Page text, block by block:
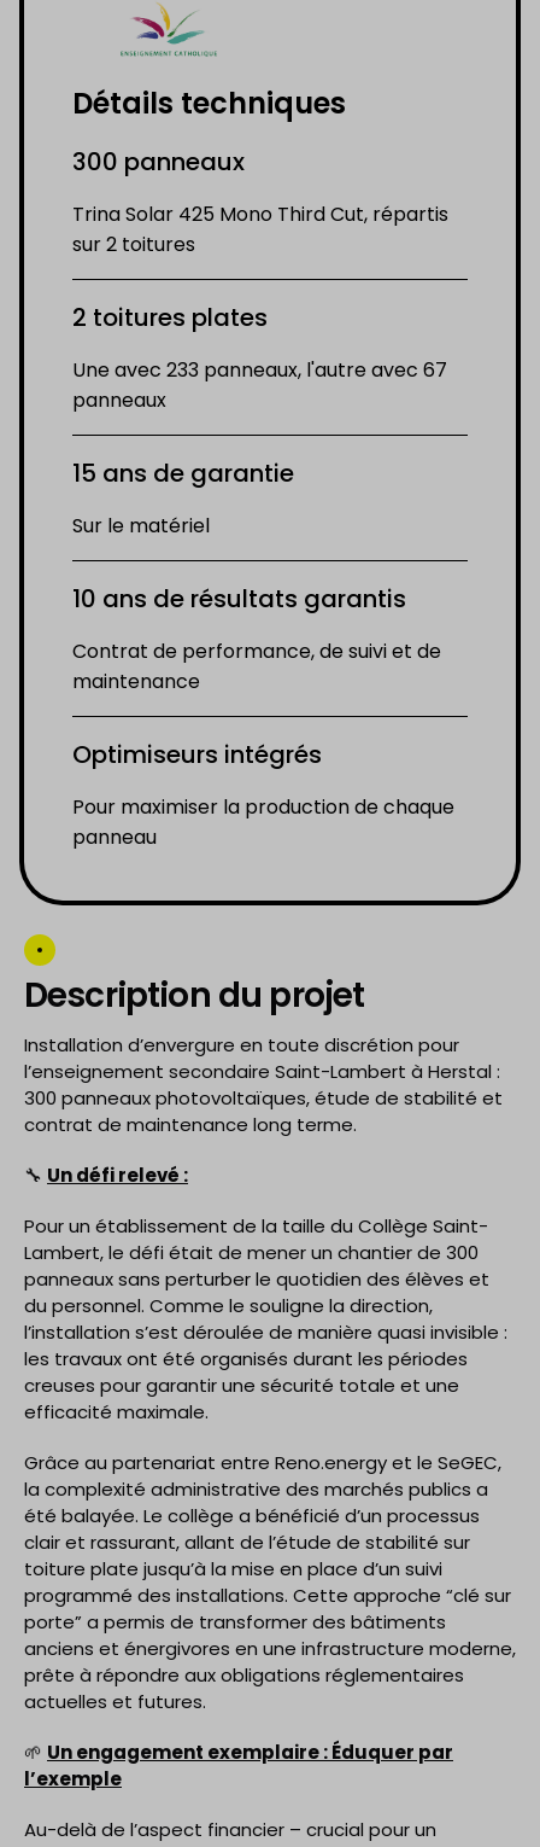
Détails techniques
300 panneaux
Trina Solar 425 Mono Third Cut, répartis
sur 2 toitures
2 toitures plates
Une avec 233 panneaux, l'autre avec 67
panneaux
15 ans de garantie
Sur le matériel
10 ans de résultats garantis
Contrat de performance, de suivi et de
maintenance
Optimiseurs intégrés
Pour maximiser la production de chaque
panneau
Description du projet
Installation d’envergure en toute discrétion pour
l’enseignement secondaire Saint-Lambert à Herstal :
300 panneaux photovoltaïques, étude de stabilité et
contrat de maintenance long terme.
🔧 Un défi relevé :
Pour un établissement de la taille du Collège Saint-
Lambert, le défi était de mener un chantier de 300
panneaux sans perturber le quotidien des élèves et
du personnel. Comme le souligne la direction,
l’installation s’est déroulée de manière quasi invisible :
les travaux ont été organisés durant les périodes
creuses pour garantir une sécurité totale et une
efficacité maximale.
Grâce au partenariat entre Reno.energy et le SeGEC,
la complexité administrative des marchés publics a
été balayée. Le collège a bénéficié d’un processus
clair et rassurant, allant de l’étude de stabilité sur
toiture plate jusqu’à la mise en place d’un suivi
programmé des installations. Cette approche “clé sur
porte” a permis de transformer des bâtiments
anciens et énergivores en une infrastructure moderne,
prête à répondre aux obligations réglementaires
actuelles et futures.
🌱 Un engagement exemplaire : Éduquer par
l’exemple
Au-delà de l’aspect financier – crucial pour un